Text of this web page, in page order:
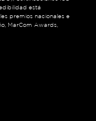
está
premios nacionales e
MarCom Awards,